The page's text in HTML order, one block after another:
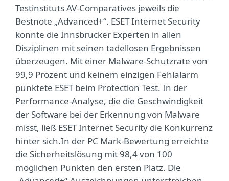
Testinstituts AV-Comparatives jeweils die
Bestnote „Advanced+“. ESET Internet Security
konnte die Innsbrucker Experten in allen
Disziplinen mit seinen tadellosen Ergebnissen
überzeugen. Mit einer Malware-Schutzrate von
99,9 Prozent und keinem einzigen Fehlalarm
punktete ESET beim Protection Test. In der
Performance-Analyse, die die Geschwindigkeit
der Software bei der Erkennung von Malware
misst, ließ ESET Internet Security die Konkurrenz
hinter sich.In der PC Mark-Bewertung erreichte
die Sicherheitslösung mit 98,4 von 100
möglichen Punkten den ersten Platz. Die